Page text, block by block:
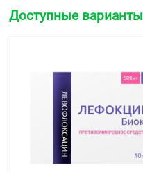
Доступные варианты